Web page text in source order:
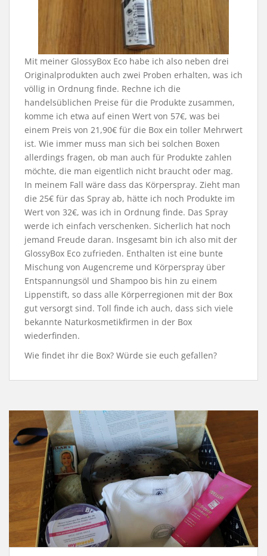
Mit meiner GlossyBox Eco habe ich also neben drei
Originalprodukten auch zwei Proben erhalten, was ich
völlig in Ordnung finde. Rechne ich die
handelsüblichen Preise für die Produkte zusammen,
komme ich etwa auf einen Wert von 57€, was bei
einem Preis von 21,90€ für die Box ein toller Mehrwert
ist. Wie immer muss man sich bei solchen Boxen
allerdings fragen, ob man auch für Produkte zahlen
möchte, die man eigentlich nicht braucht oder mag.
In meinem Fall wäre dass das Körperspray. Zieht man
die 25€ für das Spray ab, hätte ich noch Produkte im
Wert von 32€, was ich in Ordnung finde. Das Spray
werde ich einfach verschenken. Sicherlich hat noch
jemand Freude daran. Insgesamt bin ich also mit der
GlossyBox Eco zufrieden. Enthalten ist eine bunte
Mischung von Augencreme und Körperspray über
Entspannungsöl und Shampoo bis hin zu einem
Lippenstift, so dass alle Körperregionen mit der Box
gut versorgt sind. Toll finde ich auch, dass sich viele
bekannte Naturkosmetikfirmen in der Box
wiederfinden.
Wie findet ihr die Box? Würde sie euch gefallen?